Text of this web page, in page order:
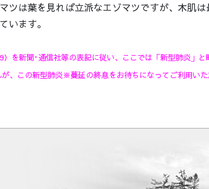
ツは葉を見れば立派なエゾマツですが、木肌
います。
を新聞･通信社等の表記に従い、ここでは「新型肺炎」と
、この新型肺炎※蔓延の終息をお待ちになってご利用い